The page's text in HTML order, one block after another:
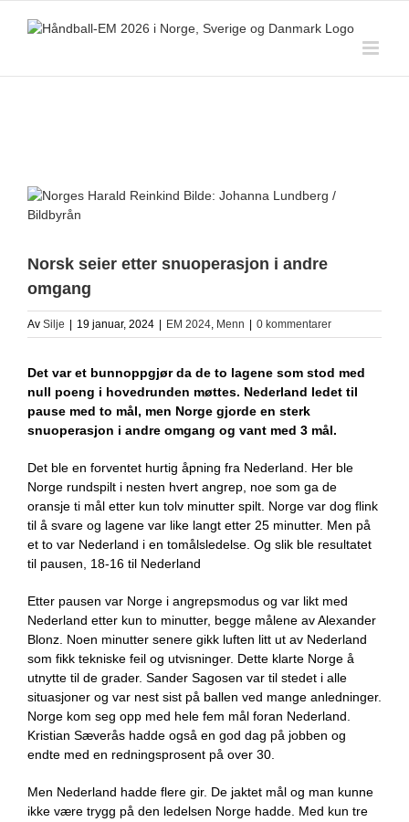
View
Larger
Norsk seier etter snuoperasjon i andre
omgang
Av Silje 19 januar, 2024 EM 2024, Menn 0 kommentarer
Det var et bunnoppgjør da de to lagene som stod med
null poeng i hovedrunden møttes. Nederland ledet til
pause med to mål, men Norge gjorde en sterk
snuoperasjon i andre omgang og vant med 3 mål.
Det ble en forventet hurtig åpning fra Nederland. Her ble
Norge rundspilt i nesten hvert angrep, noe som ga de
oransje ti mål etter kun tolv minutter spilt. Norge var dog flink
til å svare og lagene var like langt etter 25 minutter. Men på
et to var Nederland i en tomålsledelse. Og slik ble resultatet
til pausen, 18-16 til Nederland
Etter pausen var Norge i angrepsmodus og var likt med
Nederland etter kun to minutter, begge målene av Alexander
Blonz. Noen minutter senere gikk luften litt ut av Nederland
som fikk tekniske feil og utvisninger. Dette klarte Norge å
utnytte til de grader. Sander Sagosen var til stedet i alle
situasjoner og var nest sist på ballen ved mange anledninger.
Norge kom seg opp med hele fem mål foran Nederland.
Kristian Sæverås hadde også en god dag på jobben og
endte med en redningsprosent på over 30.
Men Nederland hadde flere gir. De jaktet mål og man kunne
ikke være trygg på den ledelsen Norge hadde. Med kun tre